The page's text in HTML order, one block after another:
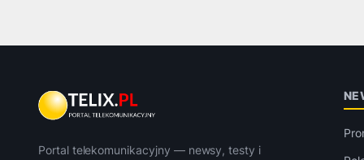
Portal telekomunikacyjny — newsy, testy i